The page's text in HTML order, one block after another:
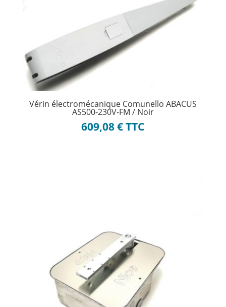
Vérin électromécanique Comunello ABACUS
AS500-230V-FM / Noir
609,08€TTC